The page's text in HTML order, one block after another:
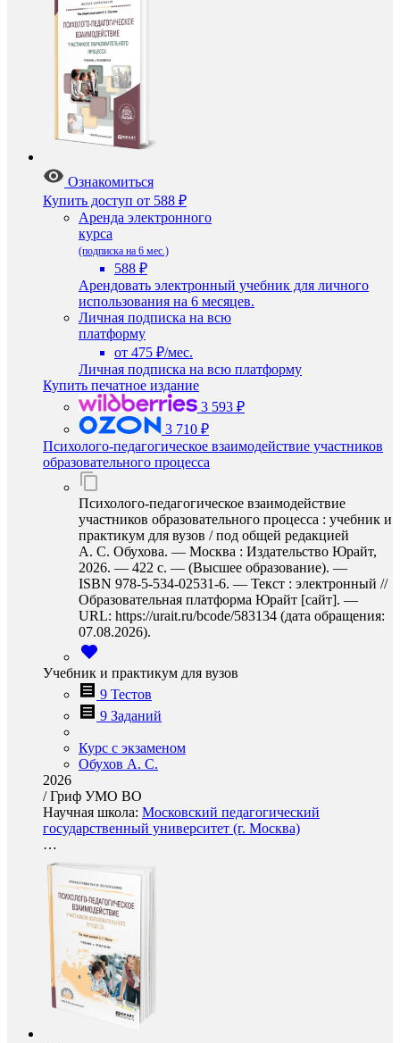
Ознакомиться
Купить доступ от 588 ₽
Аренда электронного
курса
(подписка на 6 мес.)
588 ₽
Арендовать электронный учебник для личного
использования на 6 месяцев.
Личная подписка на всю
платформу
от 475 ₽/мес.
Личная подписка на всю платформу
Купить печатное издание
3 593 ₽
3 710 ₽
Психолого-педагогическое взаимодействие участников
образовательного процесса
Психолого-педагогическое взаимодействие
участников образовательного процесса : учебник и
практикум для вузов / под общей редакцией
А. С. Обухова. — Москва : Издательство Юрайт,
2026. — 422 с. — (Высшее образование). —
ISBN 978-5-534-02531-6. — Текст : электронный //
Образовательная платформа Юрайт [сайт]. —
URL: https://urait.ru/bcode/583134 (дата обращения:
07.08.2026).
Учебник и практикум для вузов
9 Тестов
9 Заданий
Курс с экзаменом
Обухов А. С.
2026
/Гриф УМО ВО
Научная школа: Московский педагогический
государственный университет (г. Москва)
…